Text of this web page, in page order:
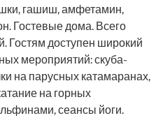
гашиш, амфетамин,
Гостевые дома. Всего
Гостям доступен широкий
мероприятий: скуба-
на парусных катамаранах,
на горных
сеансы йоги.